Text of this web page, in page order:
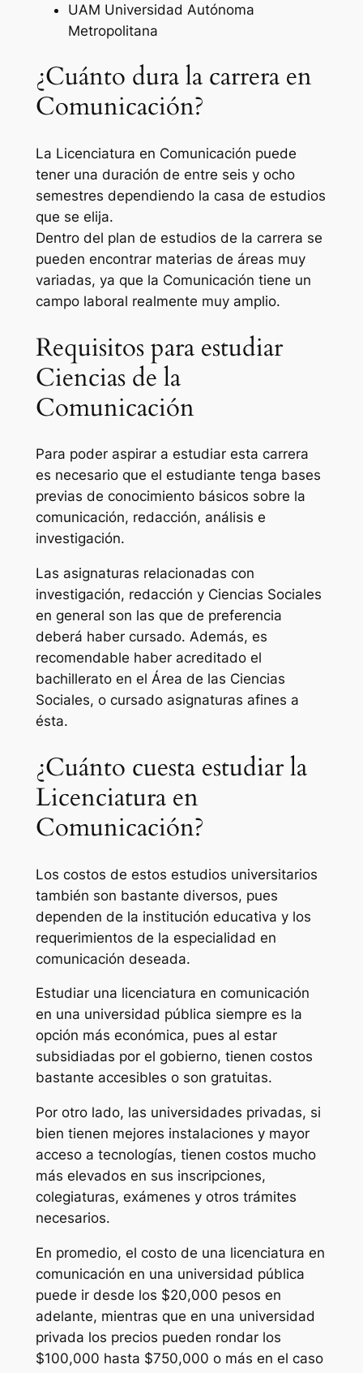
UAM Universidad Autónoma
Metropolitana
¿Cuánto dura la carrera en
Comunicación?
La Licenciatura en Comunicación puede
tener una duración de entre seis y ocho
semestres dependiendo la casa de estudios
que se elija.
Dentro del plan de estudios de la carrera se
pueden encontrar materias de áreas muy
variadas, ya que la Comunicación tiene un
campo laboral realmente muy amplio.
Requisitos para estudiar
Ciencias de la
Comunicación
Para poder aspirar a estudiar esta carrera
es necesario que el estudiante tenga bases
previas de conocimiento básicos sobre la
comunicación, redacción, análisis e
investigación.
Las asignaturas relacionadas con
investigación, redacción y Ciencias Sociales
en general son las que de preferencia
deberá haber cursado. Además, es
recomendable haber acreditado el
bachillerato en el Área de las Ciencias
Sociales, o cursado asignaturas afines a
ésta.
¿Cuánto cuesta estudiar la
Licenciatura en
Comunicación?
Los costos de estos estudios universitarios
también son bastante diversos, pues
dependen de la institución educativa y los
requerimientos de la especialidad en
comunicación deseada.
Estudiar una licenciatura en comunicación
en una universidad pública siempre es la
opción más económica, pues al estar
subsidiadas por el gobierno, tienen costos
bastante accesibles o son gratuitas.
Por otro lado, las universidades privadas, si
bien tienen mejores instalaciones y mayor
acceso a tecnologías, tienen costos mucho
más elevados en sus inscripciones,
colegiaturas, exámenes y otros trámites
necesarios.
En promedio, el costo de una licenciatura en
comunicación en una universidad pública
puede ir desde los $20,000 pesos en
adelante, mientras que en una universidad
privada los precios pueden rondar los
$100,000 hasta $750,000 o más en el caso